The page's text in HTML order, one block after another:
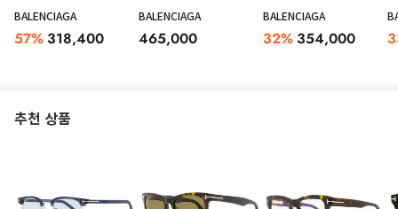
BALENCIAGA
57% 318,400
BALENCIAGA
465,000
BALENCIAGA
32% 354,000
추천 상품